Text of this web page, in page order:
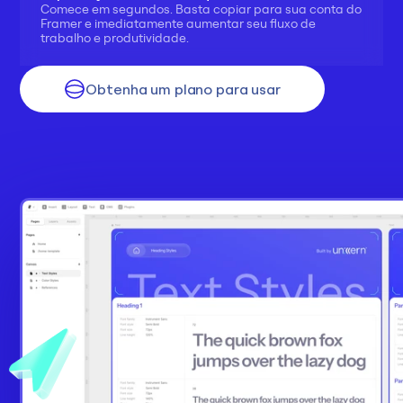
Comece em segundos. Basta copiar para sua conta do
Framer e imediatamente aumentar seu fluxo de
trabalho e produtividade.
Obtenha um plano para usar